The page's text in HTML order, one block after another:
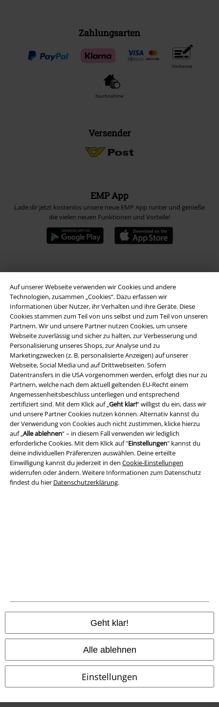
Auf unserer Webseite verwenden wir Cookies und andere
Technologien, zusammen „Cookies“. Dazu erfassen wir
Informationen über Nutzer, ihr Verhalten und ihre Geräte. Diese
Cookies stammen zum Teil von uns selbst und zum Teil von unseren
Partnern. Wir und unsere Partner nutzen Cookies, um unsere
Webseite zuverlässig und sicher zu halten, zur Verbesserung und
Personalisierung unseres Shops, zur Analyse und zu
Marketingzwecken (z. B. personalisierte Anzeigen) auf unserer
Webseite, Social Media und auf Drittwebseiten. Sofern
Datentransfers in die USA vorgenommen werden, erfolgt dies nur zu
Partnern, welche nach dem aktuell geltenden EU-Recht einem
Angemessenheitsbeschluss unterliegen und entsprechend
zertifiziert sind. Mit dem Klick auf „Geht klar!“ willigst du ein, dass wir
und unsere Partner Cookies nutzen können. Alternativ kannst du
der Verwendung von Cookies auch nicht zustimmen, klicke hierzu
auf „Alle ablehnen“ – in diesem Fall verwenden wir lediglich
erforderliche Cookies. Mit dem Klick auf "Einstellungen" kannst du
deine individuellen Präferenzen auswählen. Deine erteilte
Einwilligung kannst du jederzeit in den Cookie-Einstellungen
widerrufen oder ändern. Weitere Informationen zum Datenschutz
findest du hier Datenschutzerklärung.
Geht klar!
Alle ablehnen
Einstellungen
Zahlungsarten
Vorkasse
Nachnahme
Versender
EMP App
Lade dir jetzt kostenlos unsere neue EMP App runter und genieße
die vielen neuen Funktionen und Vorteile!
Rechtliches
AGB
Impressum
Datenschutz
Alle Preise inkl. gesetzlicher Mehrwertsteuer, zzgl.Versandkosten
© 1986-2026 E.M.P. Merchandising HGmbH
EMP Online Shops